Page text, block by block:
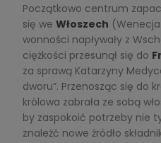
Początkowo centrum
się we Włoszech
wonności napływały z
ciężkości przesunął się do
za sprawą Katarzyny
dworu”. Przenosząc się do
królowa zabrała ze sobą
by zaspokoić potrzeby nie
znaleźć nowe źródło